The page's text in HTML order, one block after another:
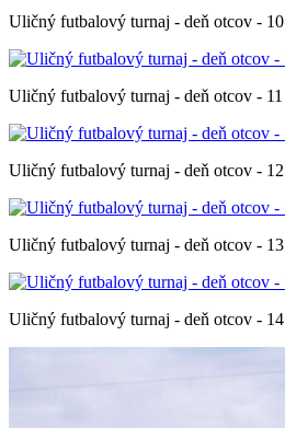
Uličný futbalový turnaj - deň otcov - 10
Uličný futbalový turnaj - deň otcov - 11
Uličný futbalový turnaj - deň otcov - 12
Uličný futbalový turnaj - deň otcov - 13
Uličný futbalový turnaj - deň otcov - 14